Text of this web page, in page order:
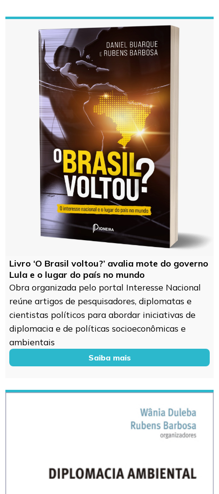
Livro ‘O Brasil voltou?’ avalia mote do governo
Lula e o lugar do país no mundo
Obra organizada pelo portal Interesse Nacional
reúne artigos de pesquisadores, diplomatas e
cientistas políticos para abordar iniciativas de
diplomacia e de políticas socioeconômicas e
ambientais
Saiba mais